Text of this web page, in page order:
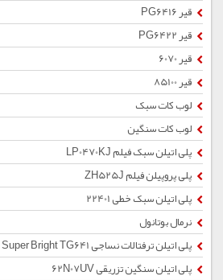
قیر PG6416
قیر PG6422
قیر 6070
قیر 85100
لوب کات سبک
لوب کات سنگین
پلی اتیلن سبک فیلم LP0470KJ
پلی پروپیلن فیلم ZH525J
پلی اتیلن سبک خطی 22401
نرمال بوتانول
پلی اتیلن ترفتالات نساجی Super Bright TG641
پلی اتیلن سنگین تزریقی 62N07UV